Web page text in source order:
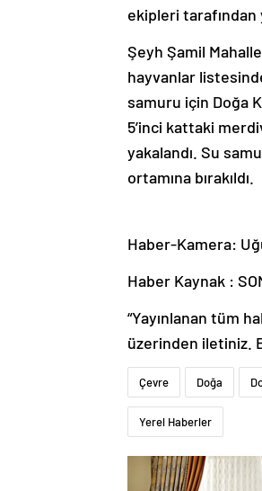
ekipleri tarafından
Şeyh Şamil
hayvanlar
samuru için Doğa
5’inci kattaki
yakalandı. Su
ortamına bırakıldı.
Haber-Kamera:
Haber Kaynak :
“Yayınlanan tüm
üzerinden iletiniz.
Çevre Doğa
Yerel Haberler